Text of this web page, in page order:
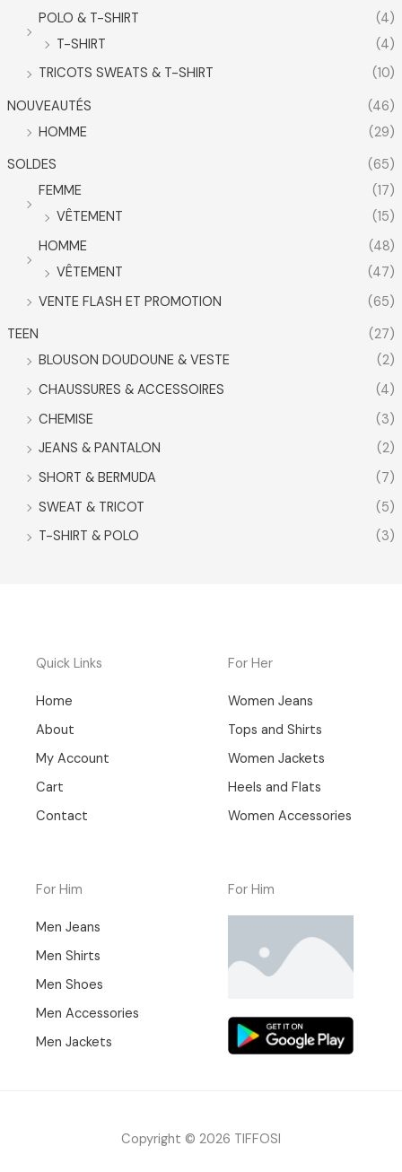
POLO & T-SHIRT
(4)
T-SHIRT
(4)
TRICOTS SWEATS & T-SHIRT
(10)
NOUVEAUTÉS
(46)
HOMME
(29)
SOLDES
(65)
FEMME
(17)
VÊTEMENT
(15)
HOMME
(48)
VÊTEMENT
(47)
VENTE FLASH ET PROMOTION
(65)
TEEN
(27)
BLOUSON DOUDOUNE & VESTE
(2)
CHAUSSURES & ACCESSOIRES
(4)
CHEMISE
(3)
JEANS & PANTALON
(2)
SHORT & BERMUDA
(7)
SWEAT & TRICOT
(5)
T-SHIRT & POLO
(3)
Quick Links
Home
About
My Account
Cart
Contact
For Her
Women Jeans
Tops and Shirts
Women Jackets
Heels and Flats
Women Accessories
For Him
Men Jeans
Men Shirts
Men Shoes
Men Accessories
Men Jackets
For Him
Copyright © 2026 TIFFOSI